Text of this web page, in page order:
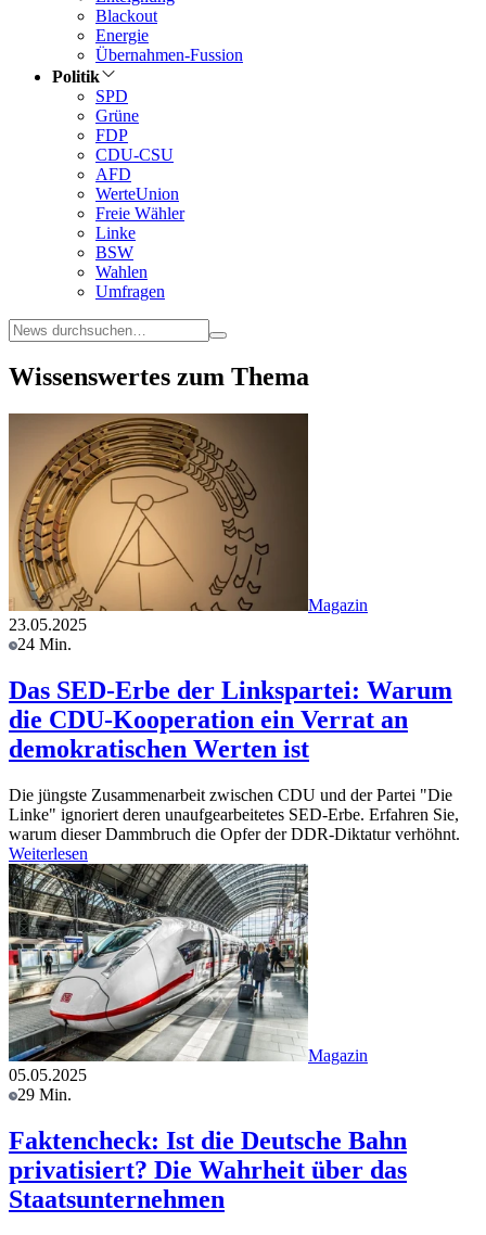
Blackout
Energie
Übernahmen-Fussion
Politik
SPD
Grüne
FDP
CDU-CSU
AFD
WerteUnion
Freie Wähler
Linke
BSW
Wahlen
Umfragen
Wissenswertes zum Thema
Magazin
23.05.2025
24 Min.
Das SED-Erbe der Linkspartei: Warum
die CDU-Kooperation ein Verrat an
demokratischen Werten ist
Die jüngste Zusammenarbeit zwischen CDU und der Partei "Die
Linke" ignoriert deren unaufgearbeitetes SED-Erbe. Erfahren Sie,
warum dieser Dammbruch die Opfer der DDR-Diktatur verhöhnt.
Weiterlesen
Magazin
05.05.2025
29 Min.
Faktencheck: Ist die Deutsche Bahn
privatisiert? Die Wahrheit über das
Staatsunternehmen